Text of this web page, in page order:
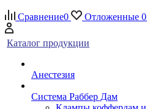
Сравнение0 Отложенные 0
Каталог продукции
Анестезия
Система Раббер Дам